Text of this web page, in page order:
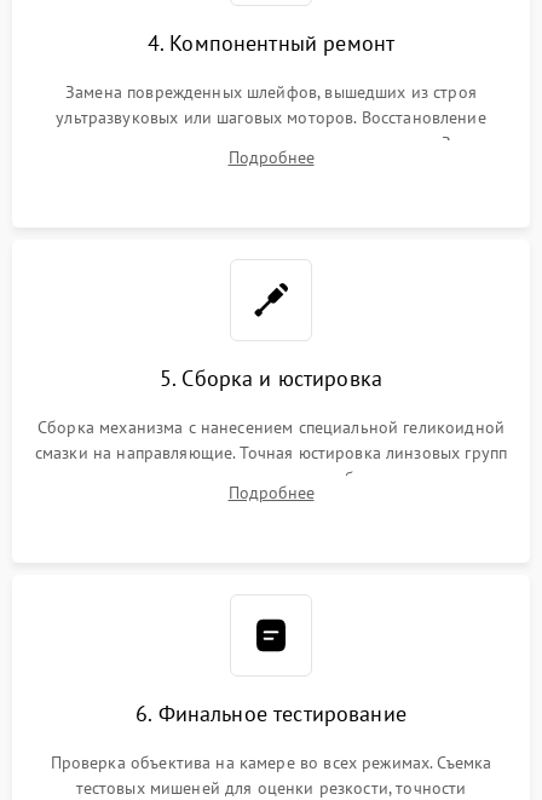
4. Компонентный ремонт
Замена поврежденных шлейфов, вышедших из строя
ультразвуковых или шаговых моторов. Восстановление
геометрии направляющих при заклинивании зума. Замена
неисправного блока диафрагмы, датчиков положения или
Подробнее
5. Сборка и юстировка
Сборка механизма с нанесением специальной геликоидной
смазки на направляющие. Точная юстировка линзовых групп
программным или механическим способом для устранения
бэк
Подробнее
6. Финальное тестирование
Проверка объектива на камере во всех режимах. Съемка
тестовых мишеней для оценки резкости, точности